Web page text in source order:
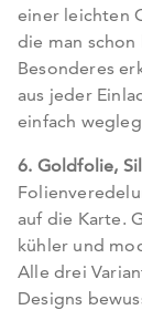
einer leichten
die man
Besonderes
aus jeder
einfach
6. Goldfolie,
auf die Karte.
kühler und
Alle drei
Designs